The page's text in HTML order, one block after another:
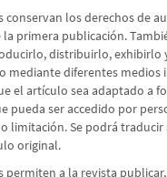
conservan los derechos de
primera publicación.
distribuirlo, exhibirlo
mediante diferentes medios
el artículo sea adaptado a
pueda ser accedido por
limitación. Se podrá
original.
permiten a la revista